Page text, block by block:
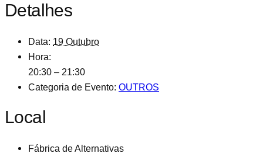
Detalhes
Data: 19 Outubro
Hora:
20:30 – 21:30
Categoria de Evento: OUTROS
Local
Fábrica de Alternativas